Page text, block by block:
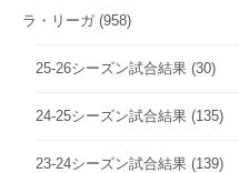
ラ・リーガ (958)
25-26シーズン試合結果 (30)
24-25シーズン試合結果 (135)
23-24シーズン試合結果 (139)